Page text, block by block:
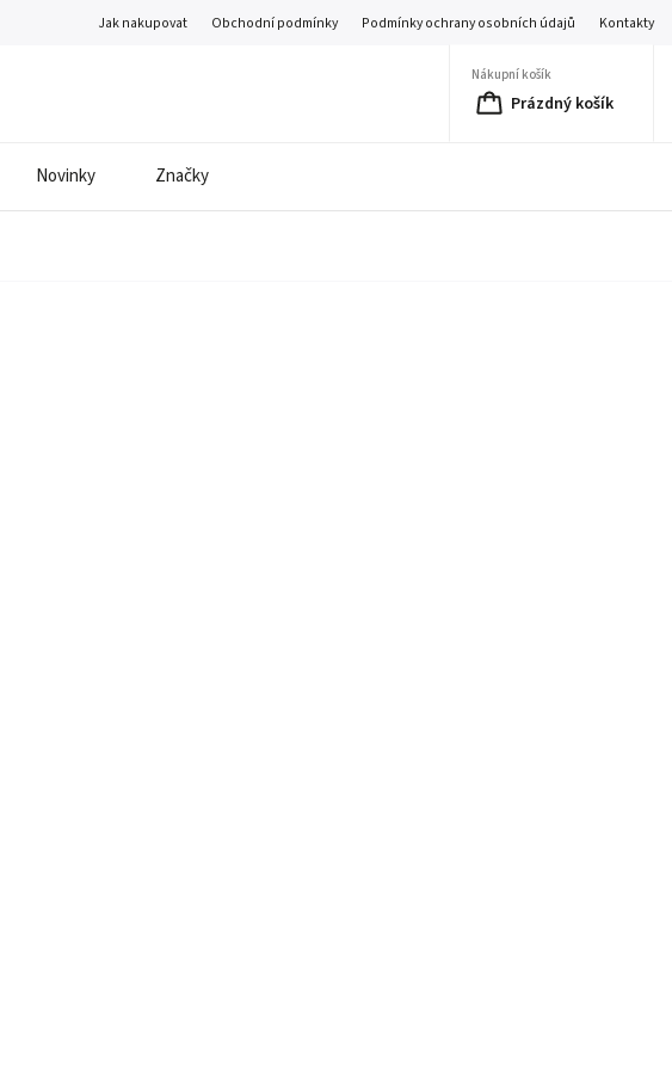
Jak nakupovat Obchodní podmínky Podmínky ochrany osobních údajů Kontakty
Nákupní košík
Prázdný košík
Novinky Značky